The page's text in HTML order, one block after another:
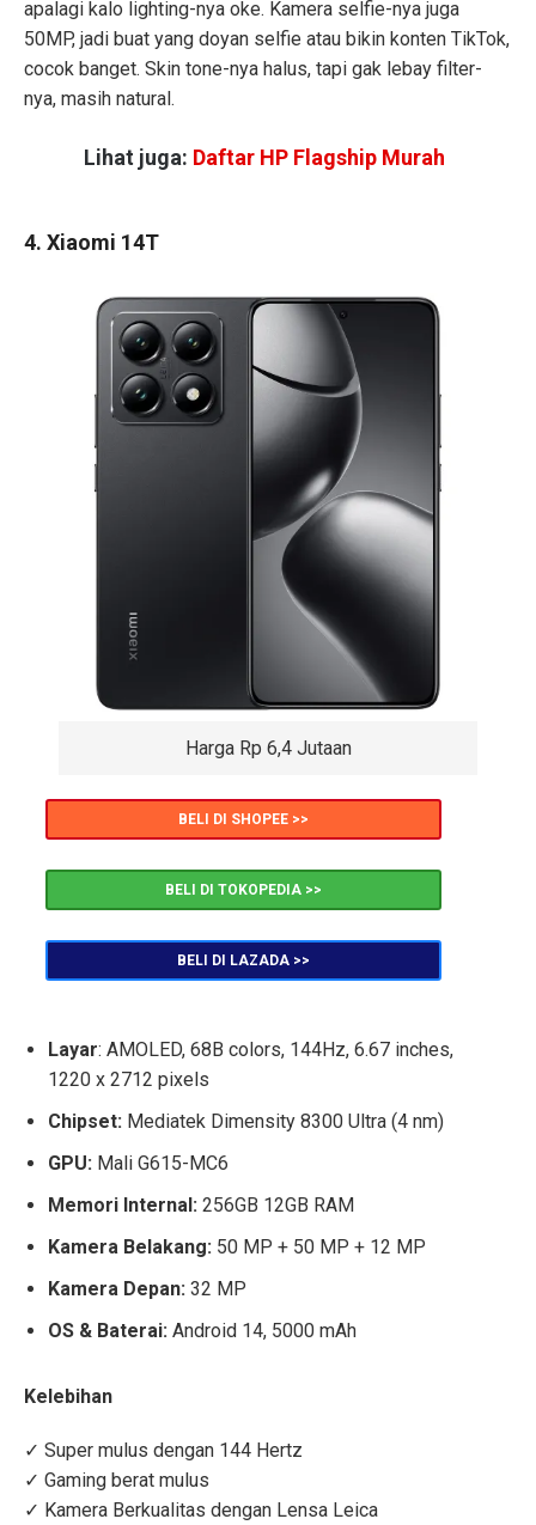
apalagi kalo lighting-nya oke. Kamera selfie-nya juga
50MP, jadi buat yang doyan selfie atau bikin konten TikTok,
cocok banget. Skin tone-nya halus, tapi gak lebay filter-
nya, masih natural.
Lihat juga: Daftar HP Flagship Murah
4. Xiaomi 14T
Harga Rp 6,4 Jutaan
BELI DI SHOPEE >>
BELI DI TOKOPEDIA >>
BELI DI LAZADA >>
Layar: AMOLED, 68B colors, 144Hz, 6.67 inches,
1220 x 2712 pixels
Chipset: Mediatek Dimensity 8300 Ultra (4 nm)
GPU: Mali G615-MC6
Memori Internal: 256GB 12GB RAM
Kamera Belakang: 50 MP + 50 MP + 12 MP
Kamera Depan: 32 MP
OS & Baterai: Android 14, 5000 mAh
Kelebihan
✓ Super mulus dengan 144 Hertz
✓ Gaming berat mulus
✓ Kamera Berkualitas dengan Lensa Leica